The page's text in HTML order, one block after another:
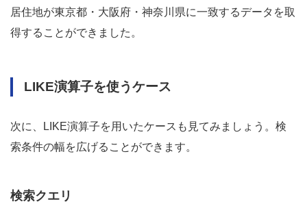
居住地が東京都・大阪府・神奈川県に一致するデータを取
得することができました。
LIKE演算子を使うケース
次に、LIKE演算子を用いたケースも見てみましょう。検
索条件の幅を広げることができます。
検索クエリ